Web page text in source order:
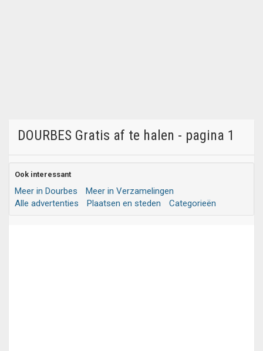
DOURBES Gratis af te halen - pagina 1
Ook interessant
Meer in Dourbes
Meer in Verzamelingen
Alle advertenties
Plaatsen en steden Categorieën